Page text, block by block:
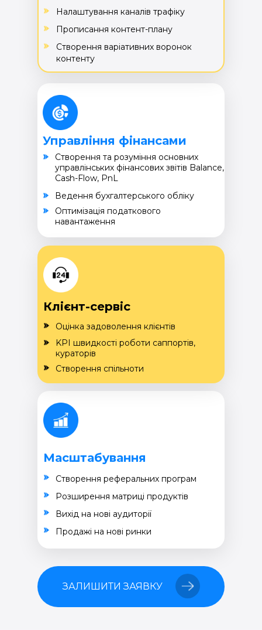
Управління фінансами
Cтворення та розуміння основних
управлінських фінансових звітів Balance,
Cash-Flow, PnL
Ведення бухгалтерського обліку
Оптимізація податкового
навантаження
ЗАЛИШИТИ ЗАЯВКУ
Налаштування каналів трафіку
Створення варіативних воронок
контенту
Прописання контент-плану
Клієнт-сервіс
Оцінка задоволення клієнтів
Створення спільноти
KPI швидкості роботи саппортів,
кураторів
Масштабування
Створення реферальних програм
Вихід на нові аудиторії
Розширення матриці продуктів
Продажі на нові ринки